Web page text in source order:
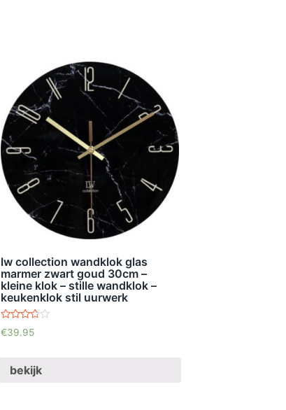
lw collection wandklok glas
marmer zwart goud 30cm –
kleine klok – stille wandklok –
keukenklok stil uurwerk
waardering
3.53
€39.95
bekijk